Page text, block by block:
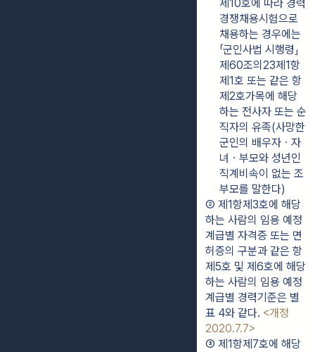
제10호에 따라 경력
경쟁채용시험으로
채용하는 경우에는
「군인사법 시행령」
제60조의23제1항
제1호 또는 같은 항
제2호가목에 해당
하는 전사자 또는 순
직자의 유족(사망한
군인의 배우자ㆍ자
녀ㆍ부모와 성년인
직계비속이 없는 조
부모를 말한다)
② 제1항제3호에 해당
하는 사람의 임용 예정
계급별 자격증 또는 면
허증의 구분과 같은 항
제5호 및 제6호에 해당
하는 사람의 임용 예정
계급별 경력기준은 별
표 4와 같다. <개정
2020.7.7>
③ 제1항제7호에 해당